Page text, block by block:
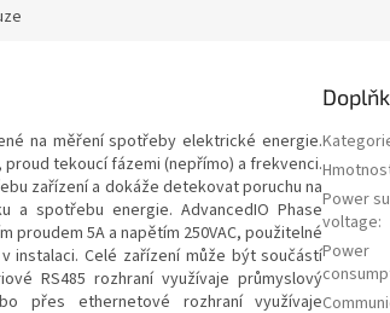
na měření spotřeby elektrické energie.
tekoucí fázemi (nepřímo) a frekvenci.
zařízení a dokáže detekovat poruchu na
a spotřebu energie. AdvancedIO Phase
proudem 5A a napětím 250VAC, použitelné
instalaci. Celé zařízení může být součástí
RS485 rozhraní využívaje průmyslový
přes ethernetové rozhraní využívaje
Power
voltage:
Power